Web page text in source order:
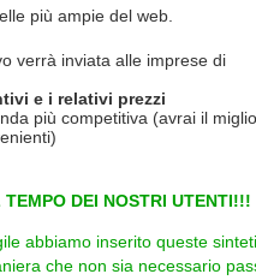
più ampie del web.
verrà inviata alle imprese di
e i relativi prezzi
più competitiva (avrai il
DEI NOSTRI UTENTI!!!
abbiamo inserito queste
che non sia necessario